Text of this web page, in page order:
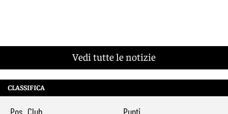
Vedi tutte le notizie
CLASSIFICA
Pos Club Punti